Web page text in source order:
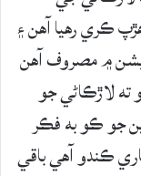
ڪري رهيا آهن ۽
۾ مصروف آهن
ته لاڙڪاڻي جو
جو ڪو به فڪر
ڪندو آهي باقي